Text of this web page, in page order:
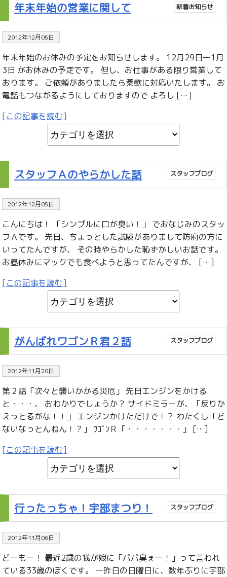
年末年始の営業に関して 新着お知らせ
2012年12月05日
年末年始のお休みの予定をお知らせします。 12月29日ー1月
3日 がお休みの予定です。 但し、お仕事がある限り営業して
おります。 ご依頼がありましたら柔軟に対応いたします。 お
電話もつながるようにしておりますので よろし […]
[この記事を読む]
スタッフＡのやらかした話 スタッフブログ
2012年12月05日
こんにちは！ 「シンプルに口が臭い！」 でおなじみのスタッ
フＡです。 先日、ちょっとした試験がありまして防府の方に
いってたんですが、 その時やらかした恥ずかしいお話です。
お昼休みにマックでも食べようと思ってたんですが、 […]
[この記事を読む]
がんばれワゴンＲ君２話 スタッフブログ
2012年11月20日
第２話「次々と襲いかかる災厄」 先日エンジンをかける
と・・・、 おわかりでしょうか？ サイドミラーが、「反りか
えっとるがな！！」 エンジンかけただけで！？ わたくし「ど
ないなっとんねん！？」 ﾜｺﾞﾝＲ「・・・・・・・」 […]
[この記事を読む]
行ったっちゃ！宇部まつり！ スタッフブログ
2012年11月06日
どーもー！ 最近2歳の我が娘に「パパ臭ぇー！」って言われ
ている33歳のぼくです。 一昨日の日曜日に、数年ぶりに宇部